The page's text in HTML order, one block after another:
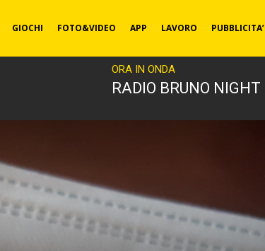
GIOCHI FOTO&VIDEO APP LAVORO PUBBLICITA’
ORA IN ONDA
RADIO BRUNO NIGHT